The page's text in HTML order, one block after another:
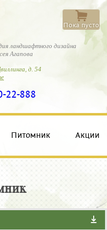
ландшафтного дизайна
Агапова
22-888
д. 54
Пока пусто
Питомник Акции